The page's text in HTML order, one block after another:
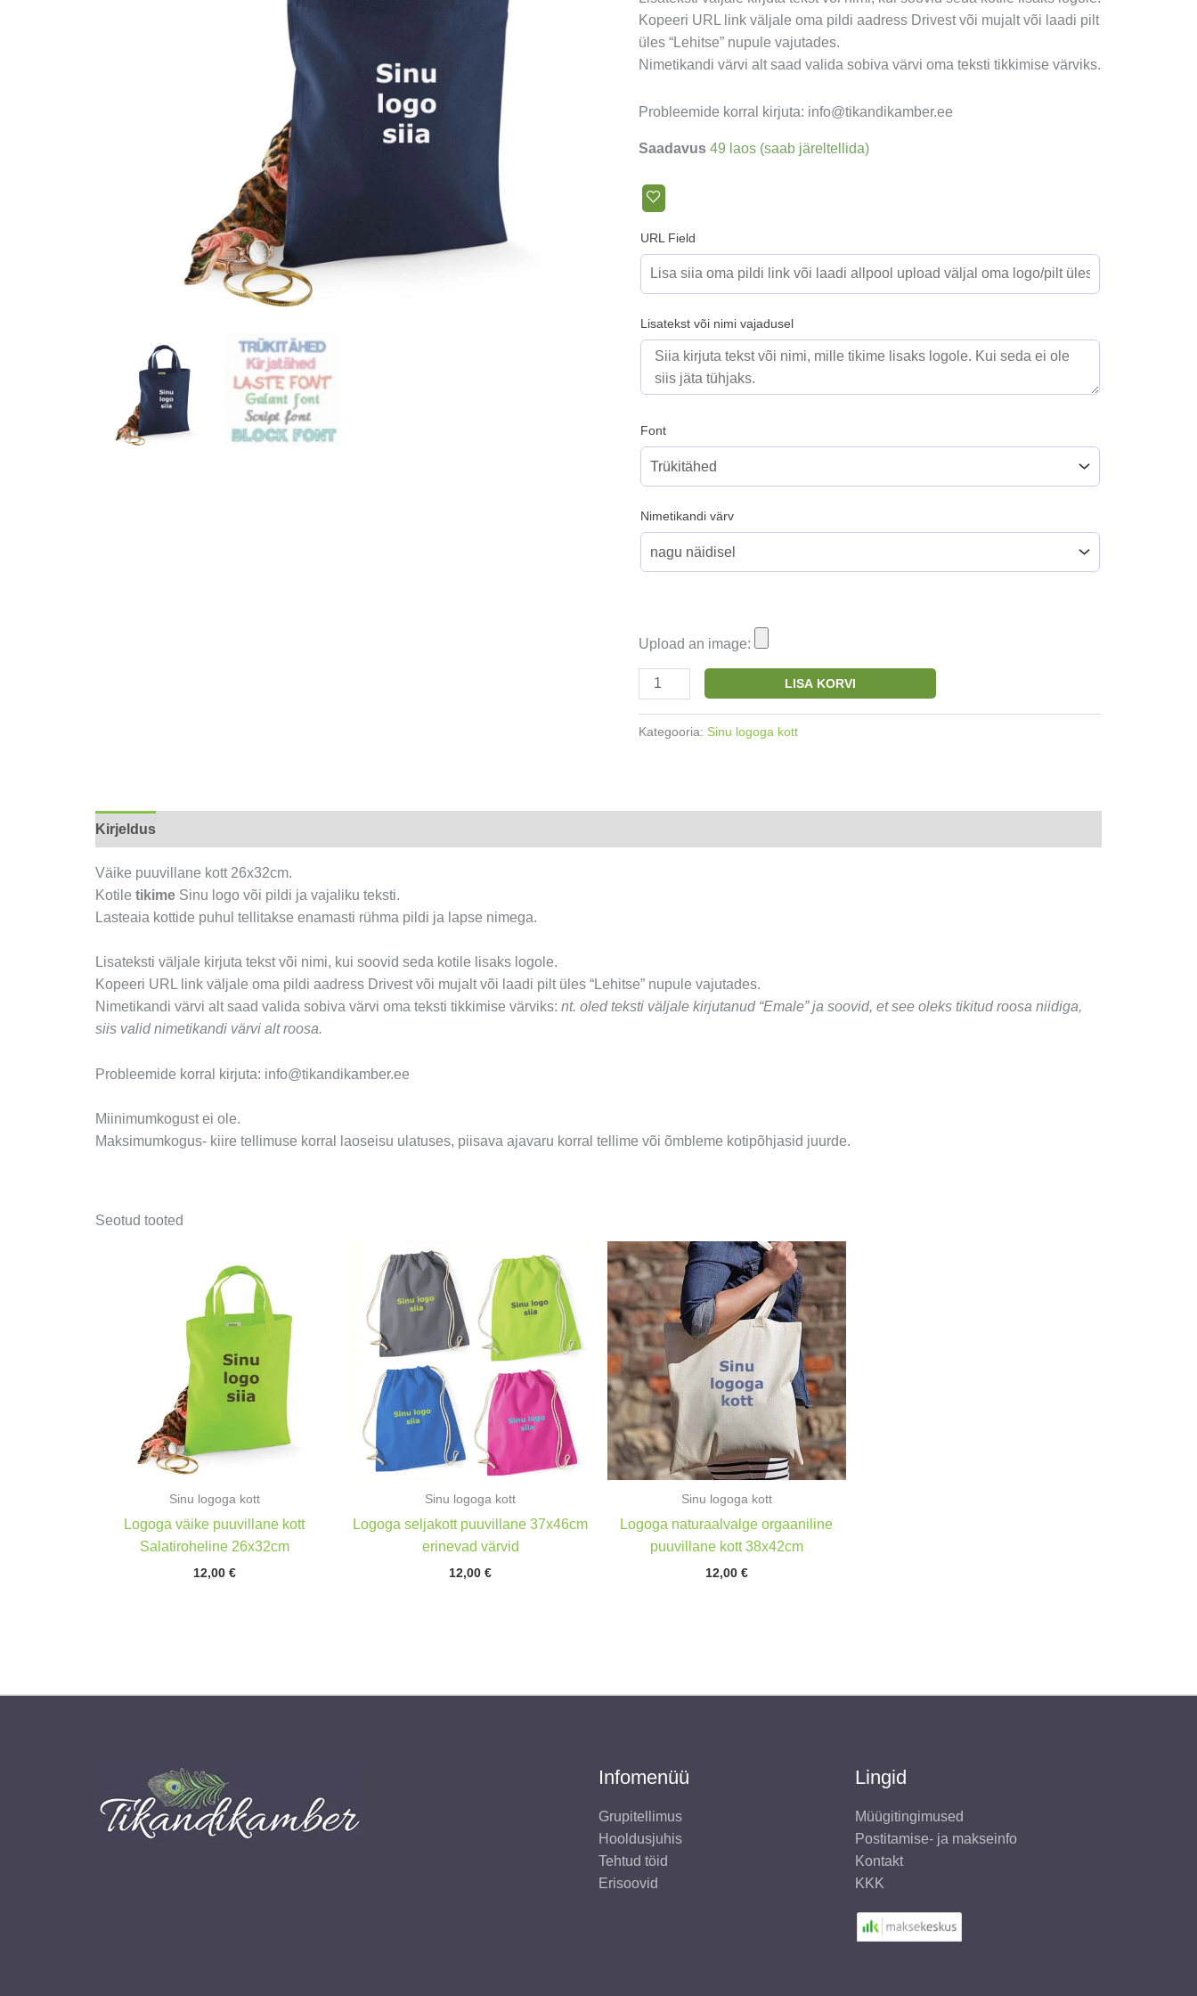
Kopeeri URL link väljale oma pildi aadress Drivest või mujalt või laadi pilt
üles “Lehitse” nupule vajutades.
Nimetikandi värvi alt saad valida sobiva värvi oma teksti tikkimise värviks.
Probleemide korral kirjuta: info@tikandikamber.ee
Saadavus 49 laos (saab järeltellida)
URL Field
Lisatekst või nimi vajadusel
Font
Nimetikandi värv
Upload an image:
Logoga
väike
kogus
LISA KORVI
Kategooria: Sinu logoga kott
Kirjeldus
Väike puuvillane kott 26x32cm.
Kotile tikime Sinu logo või pildi ja vajaliku teksti.
Lasteaia kottide puhul tellitakse enamasti rühma pildi ja lapse nimega.
Lisateksti väljale kirjuta tekst või nimi, kui soovid seda kotile lisaks logole.
Kopeeri URL link väljale oma pildi aadress Drivest või mujalt või laadi pilt üles “Lehitse” nupule vajutades.
Nimetikandi värvi alt saad valida sobiva värvi oma teksti tikkimise värviks: nt. oled teksti väljale kirjutanud “Emale” ja soovid, et see oleks tikitud roosa niidiga,
siis valid nimetikandi värvi alt roosa.
Probleemide korral kirjuta: info@tikandikamber.ee
Miinimumkogust ei ole.
Maksimumkogus- kiire tellimuse korral laoseisu ulatuses, piisava ajavaru korral tellime või õmbleme kotipõhjasid juurde.
Seotud tooted
Sinu logoga kott
Logoga väike puuvillane kott
Salatiroheline 26x32cm
12,00 €
Sinu logoga kott
Logoga seljakott puuvillane 37x46cm
erinevad värvid
12,00€
Sinu logoga kott
Logoga naturaalvalge orgaaniline
puuvillane kott 38x42cm
12,00 €
Infomenüü
Grupitellimus
Hooldusjuhis
Tehtud töid
Erisoovid
Lingid
Müügitingimused
Postitamise- ja makseinfo
Kontakt
KKK